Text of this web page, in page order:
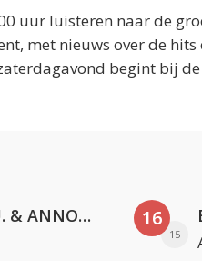
uur luisteren naar de
met nieuws over de
begint bij
Lustrum U.V.S.V/N.V.V.S.U. & ANNO ONS & Jopke van Dobbenburgh & Roeland Beelen 16
15